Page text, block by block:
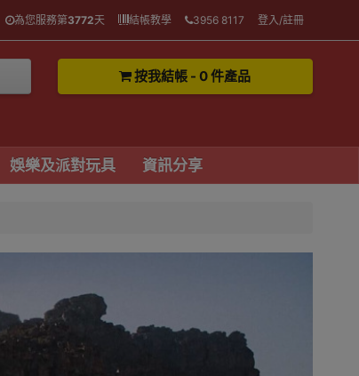
為您服務第3772天 結帳教學 3956 8117 登入/註冊
按我結帳 - 0 件產品
娛樂及派對玩具 資訊分享